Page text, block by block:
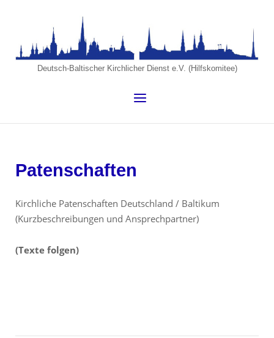
Deutsch-Baltischer Kirchlicher Dienst e.V. (Hilfskomitee)
Menu
Patenschaften
Kirchliche Patenschaften Deutschland / Baltikum
(Kurzbeschreibungen und Ansprechpartner)
(Texte folgen)